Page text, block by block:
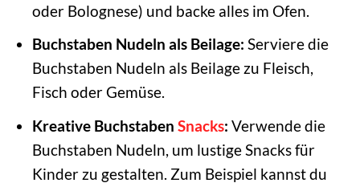
oder Bolognese) und backe alles im Ofen.
Buchstaben Nudeln als Beilage: Serviere die
Buchstaben Nudeln als Beilage zu Fleisch,
Fisch oder Gemüse.
Kreative Buchstaben Snacks: Verwende die
Buchstaben Nudeln, um lustige Snacks für
Kinder zu gestalten. Zum Beispiel kannst du